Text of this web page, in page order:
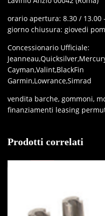
orario apertura: 8.30 / 13.00
giorno chiusura: giovedi
Concessionario Ufficiale:
Cayman,Valint,BlackFin
Garmin,Lowrance,Simrad
vendita barche, gommoni,
finanziamenti leasing
Prodotti correlati
IN OFFERTA!